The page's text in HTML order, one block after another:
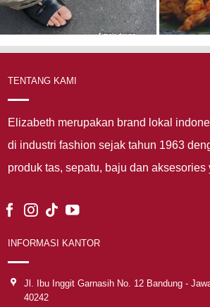
TENTANG KAMI
Elizabeth merupakan brand lokal
di industri fashion sejak tahun 1963
produk tas, sepatu, baju dan aksesories
INFORMASI KANTOR
Jl. Ibu Inggit Garnasih No. 12 Bandung -
40242